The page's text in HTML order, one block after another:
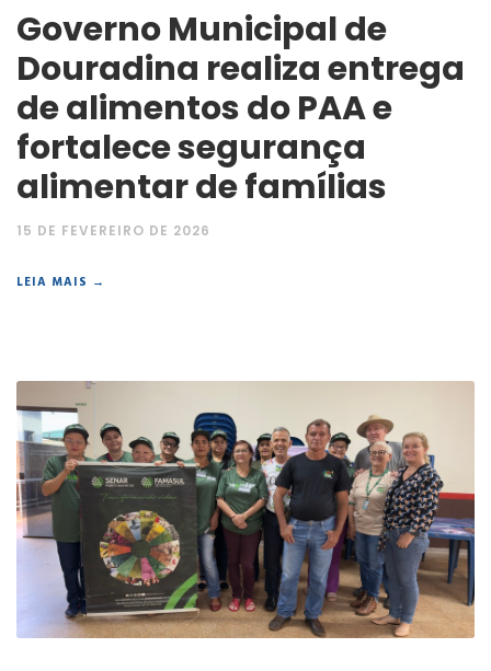
Governo Municipal de
Douradina realiza entrega
de alimentos do PAA e
fortalece segurança
alimentar de famílias
15 DE FEVEREIRO DE 2026
LEIA MAIS →